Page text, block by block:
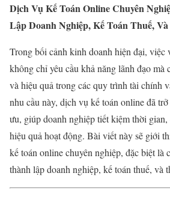
Dịch Vụ Kế Toán Online Chuyên
Lập Doanh Nghiệp, Kế Toán Thuế,
Trong bối cảnh kinh doanh hiện đại, việc
không chỉ yêu cầu khả năng lãnh đạo
và hiệu quả trong các quy trình tài chính
nhu cầu này, dịch vụ kế toán online đã
ưu, giúp doanh nghiệp tiết kiệm thời
hiệu quả hoạt động. Bài viết này sẽ giới
kế toán online chuyên nghiệp, đặc biệt là
thành lập doanh nghiệp, kế toán thuế, và